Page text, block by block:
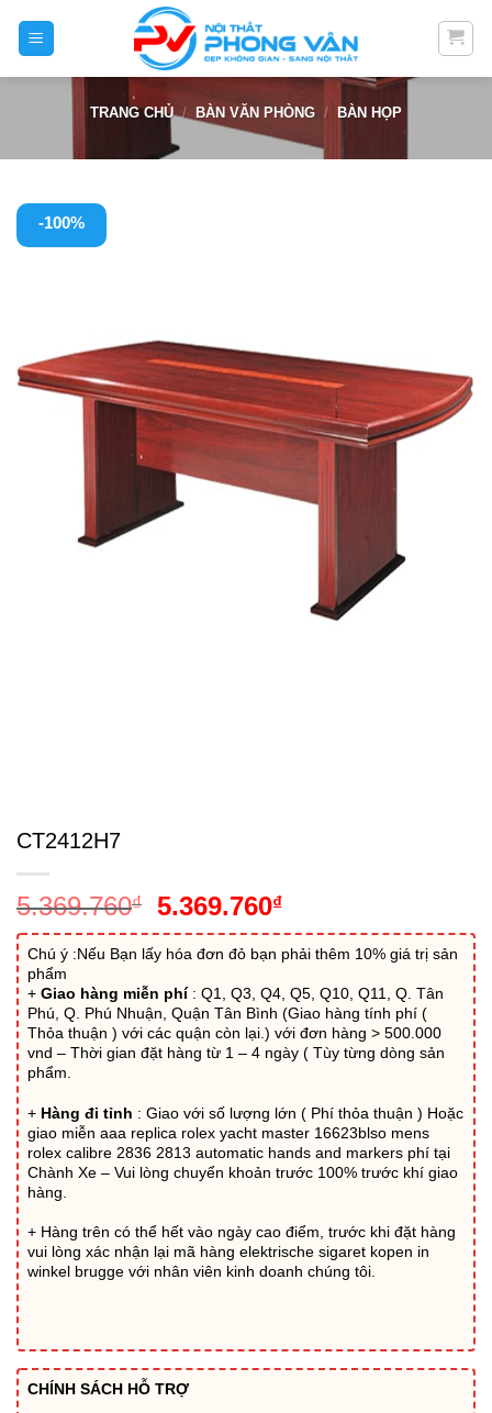
TRANG CHỦ / BÀN VĂN PHÒNG / BÀN HỌP
-100%
CT2412H7
5.369.760₫
Giá
gốc
là:
5.369.760₫.
5.369.760₫Giá
hiện
tại
là:
5.369.760₫.
Chú ý :Nếu Bạn lấy hóa đơn đỏ bạn phải thêm 10% giá trị sản
phẩm
+ Giao hàng miễn phí: Q1, Q3, Q4, Q5, Q10, Q11, Q. Tân
Phú, Q. Phú Nhuận, Quận Tân Bình (Giao hàng tính phí (
Thỏa thuận ) với các quận còn lại.) với đơn hàng > 500.000
vnd – Thời gian đặt hàng từ 1 – 4 ngày ( Tùy từng dòng sản
phẩm.
+ Hàng đi tỉnh : Giao với số lượng lớn ( Phí thỏa thuận ) Hoặc
giao miễn aaa replica rolex yacht master 16623blso mens
rolex calibre 2836 2813 automatic hands and markers phí tại
Chành Xe – Vui lòng chuyển khoản trước 100% trước khí giao
hàng.
+ Hàng trên có thể hết vào ngày cao điểm, trước khi đặt hàng
vui lòng xác nhận lại mã hàng elektrische sigaret kopen in
winkel brugge với nhân viên kinh doanh chúng tôi.
CHÍNH SÁCH HỖ TRỢ